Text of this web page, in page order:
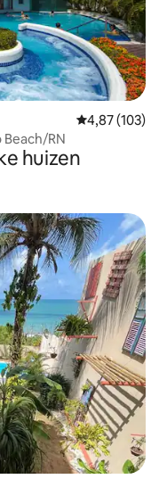
Gemiddelde
4,87 (103)
RN
huizen